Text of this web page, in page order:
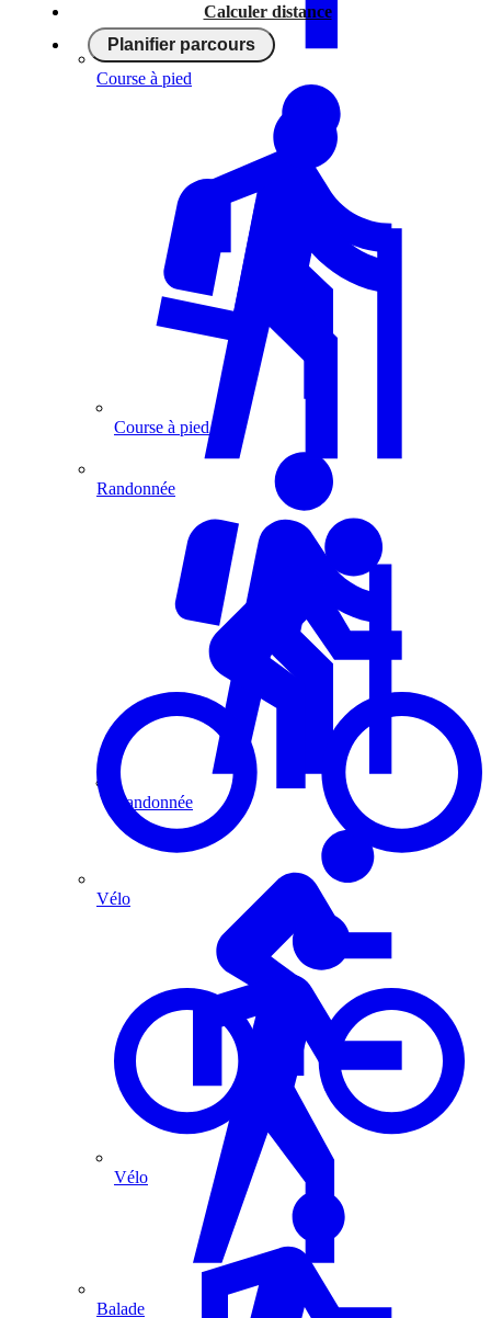
Calculer distance
Planifier parcours
Course à pied
Randonnée
Vélo
Course à pied
Randonnée
Vélo
Balade